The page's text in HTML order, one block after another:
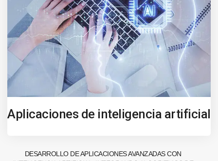
Aplicaciones de inteligencia artificial
DESARROLLO DE APLICACIONES AVANZADAS CON